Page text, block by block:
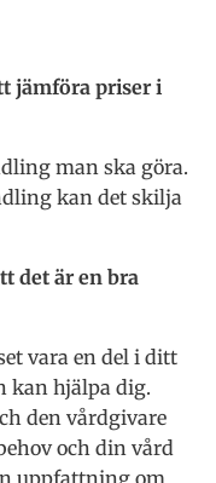
jämföra priser i
man ska göra.
kan det skilja
det är en bra
vara en del i ditt
kan hjälpa dig.
den vårdgivare
och din vård
uppfattning om